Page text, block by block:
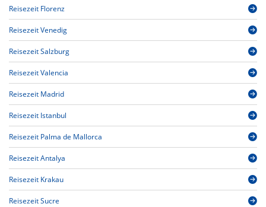
Reisezeit Florenz
Reisezeit Venedig
Reisezeit Salzburg
Reisezeit Valencia
Reisezeit Madrid
Reisezeit Istanbul
Reisezeit Palma de Mallorca
Reisezeit Antalya
Reisezeit Krakau
Reisezeit Sucre